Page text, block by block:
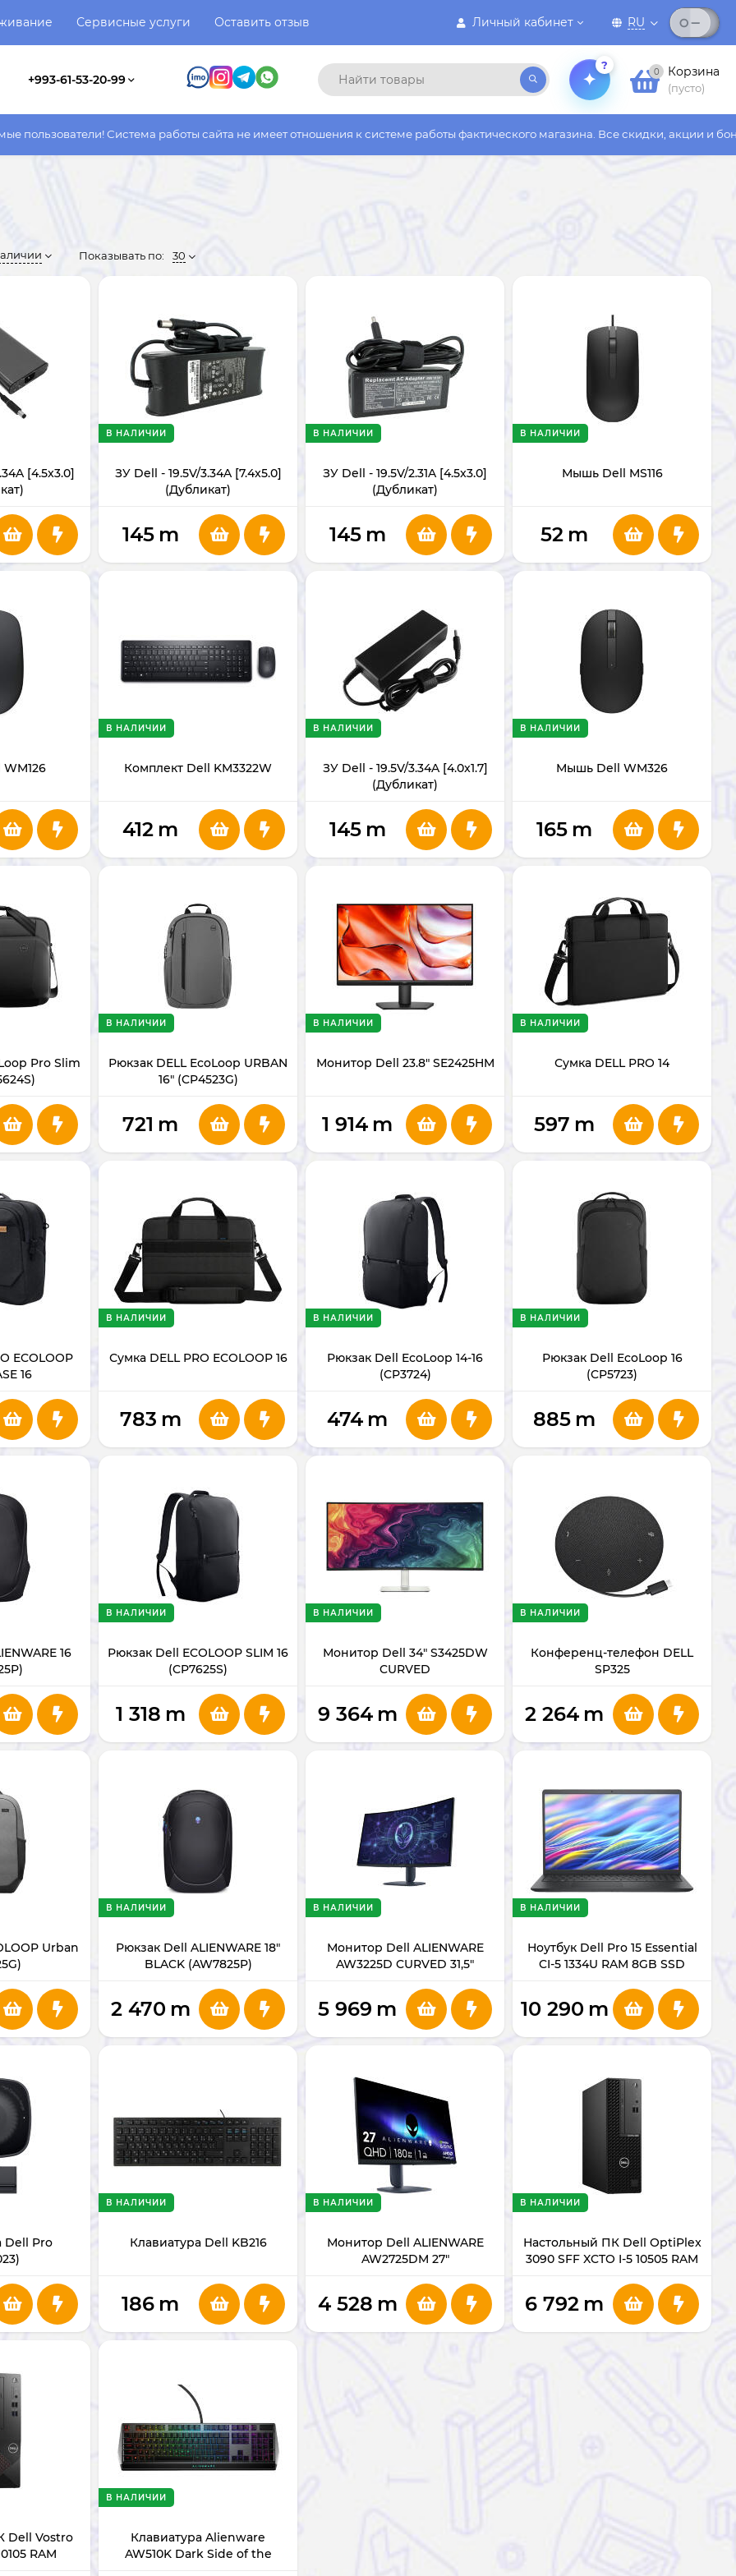
Личный кабинет RU
Сервисные услуги Оставить отзыв
+993-61-53-20-99
?
0 Корзина
(пусто)
Система работы сайта не имеет отношения к системе работы фактического магазина. Все скидки, акции и бонусы действуют
Показывать по: 30
[4.5x3.0]
ЗУ Dell - 19.5V/3.34A [7.4x5.0]
(Дубликат)
В НАЛИЧИИ
145 m
ЗУ Dell - 19.5V/2.31A [4.5x3.0]
(Дубликат)
В НАЛИЧИИ
145 m
Мышь Dell MS116
В НАЛИЧИИ
52 m
Комплект Dell KM3322W
В НАЛИЧИИ
412 m
ЗУ Dell - 19.5V/3.34A [4.0x1.7]
(Дубликат)
В НАЛИЧИИ
145 m
Мышь Dell WM326
В НАЛИЧИИ
165 m
Pro Slim
Рюкзак DELL EcoLoop URBAN
16" (CP4523G)
В НАЛИЧИИ
721 m
Монитор Dell 23.8" SE2425HM
В НАЛИЧИИ
1 914 m
Сумка DELL PRO 14
В НАЛИЧИИ
597 m
ECOLOOP
16
Сумка DELL PRO ECOLOOP 16
В НАЛИЧИИ
783 m
Рюкзак Dell EcoLoop 14-16
(CP3724)
В НАЛИЧИИ
474 m
Рюкзак Dell EcoLoop 16
(CP5723)
В НАЛИЧИИ
885 m
16
Рюкзак Dell ECOLOOP SLIM 16
(CP7625S)
В НАЛИЧИИ
1 318 m
Монитор Dell 34" S3425DW
CURVED
В НАЛИЧИИ
9 364 m
Конференц-телефон DELL
SP325
В НАЛИЧИИ
2 264 m
Urban
Рюкзак Dell ALIENWARE 18"
BLACK (AW7825P)
В НАЛИЧИИ
2 470 m
Монитор Dell ALIENWARE
AW3225D CURVED 31,5"
В НАЛИЧИИ
5 969 m
Ноутбук Dell Pro 15 Essential
CI-5 1334U RAM 8GB SSD
В НАЛИЧИИ
10 290 m
Dell Pro
Клавиатура Dell KB216
В НАЛИЧИИ
186 m
Монитор Dell ALIENWARE
AW2725DM 27"
В НАЛИЧИИ
4 528 m
Настольный ПК Dell OptiPlex
3090 SFF XCTO I-5 10505 RAM
В НАЛИЧИИ
6 792 m
Dell Vostro
RAM
Клавиатура Alienware
AW510K Dark Side of the
В НАЛИЧИИ